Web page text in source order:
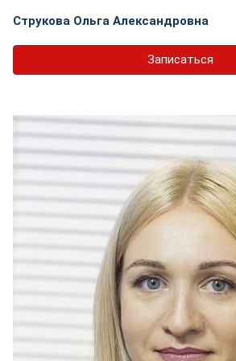
Струкова Ольга Александровна
Записаться